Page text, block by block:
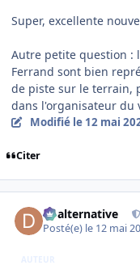
Super, excellente
Autre petite question :
Ferrand sont bien
de piste sur le terrain,
dans l'organisateur du
Modifié le 12 mai
Citer
dbalternative
Posté(e) le 12 mai
AUTEUR